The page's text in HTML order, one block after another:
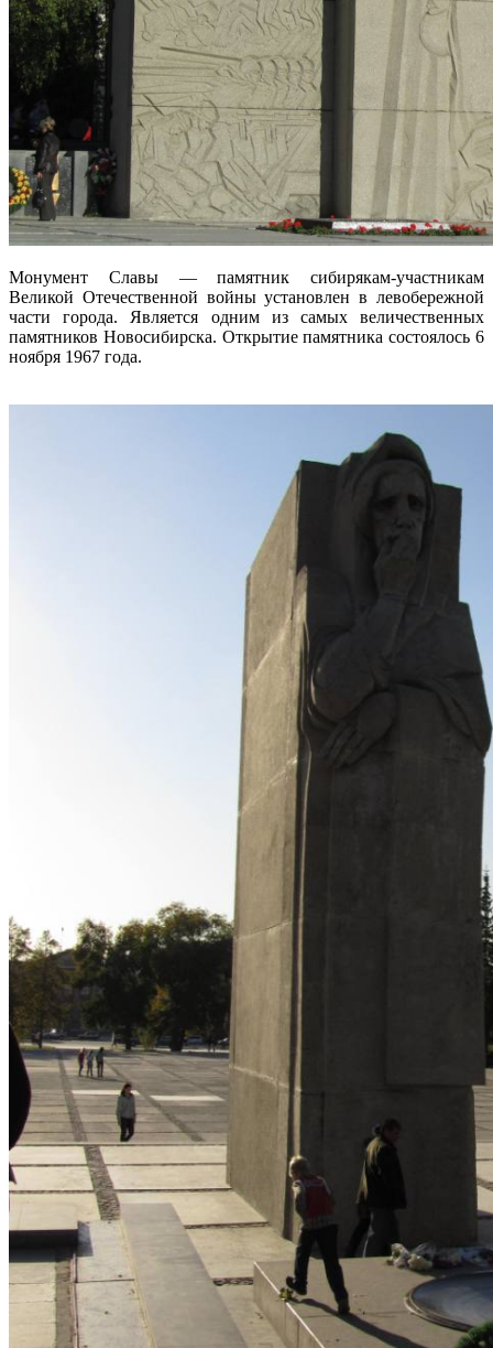
Монумент Славы — памятник сибирякам-участникам
Великой Отечественной войны установлен в левобережной
части города. Является одним из самых величественных
памятников Новосибирска. Открытие памятника состоялось 6
ноября 1967 года.